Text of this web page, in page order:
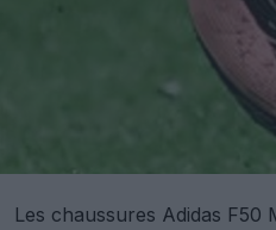
Les chaussures Adidas F50